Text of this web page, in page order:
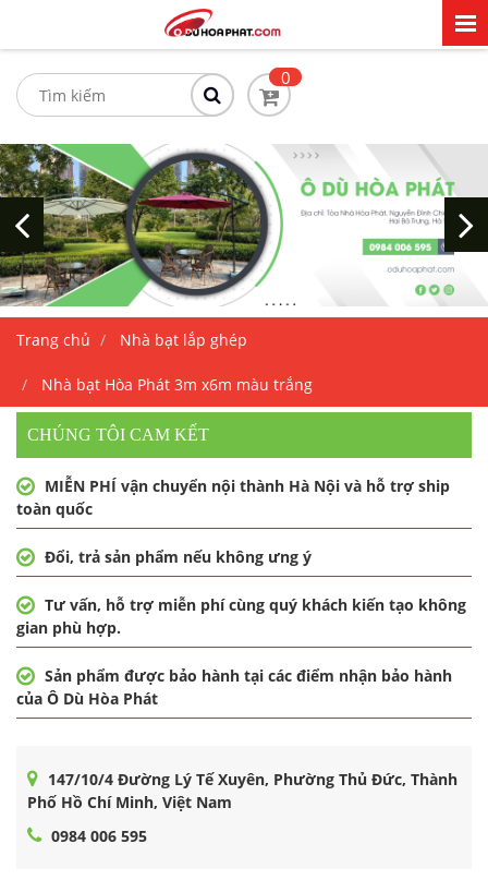
0
Trang chủ Nhà bạt lắp ghép
Nhà bạt Hòa Phát 3m x6m màu trắng
CHÚNG TÔI CAM KẾT
MIỄN PHÍ vận chuyển nội thành Hà Nội và hỗ trợ ship
toàn quốc
Đổi, trả sản phẩm nếu không ưng ý
Tư vấn, hỗ trợ miễn phí cùng quý khách kiến tạo không
gian phù hợp.
Sản phẩm được bảo hành tại các điểm nhận bảo hành
của Ô Dù Hòa Phát
147/10/4 Đường Lý Tế Xuyên, Phường Thủ Đức, Thành
Phố Hồ Chí Minh, Việt Nam
0984 006 595